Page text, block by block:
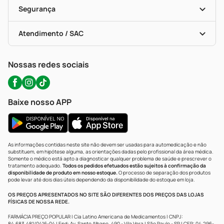
Formas De Pagamento
Troca E Devolução
Bulas De A A Z
Políticas De Marketplace
Serviços Farmacêuticos
Testes Rápidos
Autoteste Covid-19
Segurança
Certificado De Segurança
Portal Da Privacidade
Atendimento / SAC
WhatsApp (47) 9202-1687
Nossas redes sociais
Baixe nosso APP
As informações contidas neste site não devem ser usadas para automedicação e não
substituem, em hipótese alguma, as orientações dadas pelo profissional da área médica.
Somente o médico está apto a diagnosticar qualquer problema de saúde e prescrever o
tratamento adequado. Todos os pedidos efetuados estão sujeitos à confirmação da
disponibilidade de produto em nosso estoque.O processo de separação dos produtos
pode levar até dois dias úteis dependendo da disponibilidade do estoque em loja.
OS PREÇOS APRESENTADOS NO SITE SÃO DIFERENTES DOS PREÇOS DAS LOJAS
FÍSICAS DE NOSSA REDE.
FARMÁCIA PREÇO POPULAR | Cia Latino Americana de Medicamentos | CNPJ: